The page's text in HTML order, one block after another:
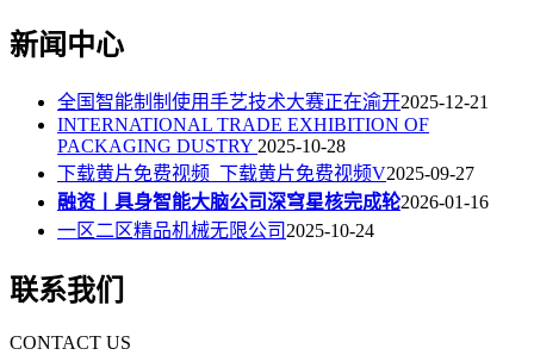
新闻中心
全国智能制制使用手艺技术大赛正在渝开2025-12-21
INTERNATIONAL TRADE EXHIBITION OF
PACKAGING DUSTRY 2025-10-28
下载黄片免费视频_下载黄片免费视频V2025-09-27
融资丨具身智能大脑公司深穹星核完成轮2026-01-16
一区二区精品机械无限公司2025-10-24
联系我们
CONTACT US